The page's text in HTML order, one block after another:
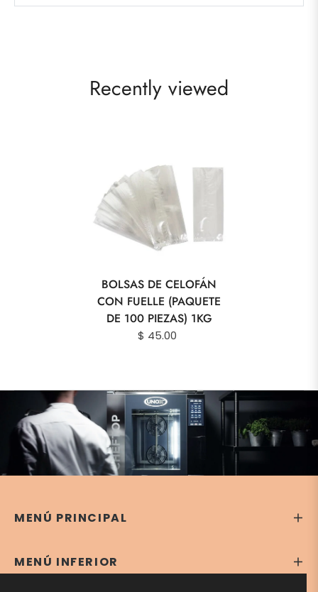
Recently viewed
BOLSAS DE CELOFÁN
CON FUELLE (PAQUETE
DE 100 PIEZAS) 1KG
$ 45.00
MENÚ PRINCIPAL
MENÚ INFERIOR